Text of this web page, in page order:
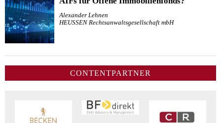
Alexander Lehnen
HEUSSEN Rechtsanwaltsgesellschaft mbH
CONTENTPARTNER